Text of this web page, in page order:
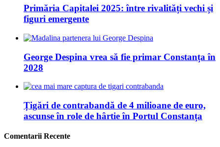
Primăria Capitalei 2025: între rivalități vechi și
figuri emergente
George Despina vrea să fie primar Constanța în
2028
Țigări de contrabandă de 4 milioane de euro,
ascunse în role de hârtie în Portul Constanța
Comentarii Recente